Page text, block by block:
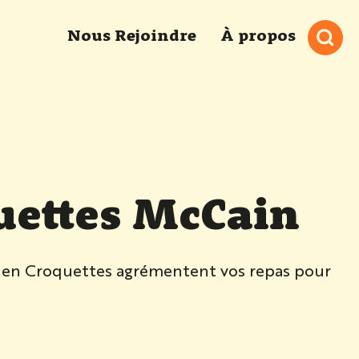
Nous Rejoindre À propos
McCain
Croquettes agrémentent vos repas pour